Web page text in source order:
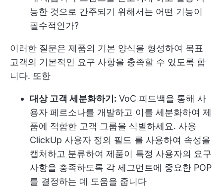
능한 것으로 간주되기 위해서는 어떤 기능이
필수적인가?
이러한 질문은 제품의 기본 양식을 형성하여 목표
고객의 기본적인 요구 사항을 충족할 수 있도록 합
니다. 또한
대상 고객 세분화하기: VoC 피드백을 통해 사
용자 페르소나를 개발하고 이를 세분화하여 제
품에 적합한 고객 그룹을 식별하세요. 사용
ClickUp 사용자 정의 필드 를 사용하여 속성을
캡처하고 분류하여 제품이 특정 사용자의 요구
사항을 충족하도록 각 세그먼트에 중요한 POP
를 결정하는 데 도움을 줍니다